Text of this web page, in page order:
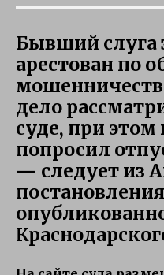
Бывший слуга
арестован по
дело
суде, при
попросил
— следует из